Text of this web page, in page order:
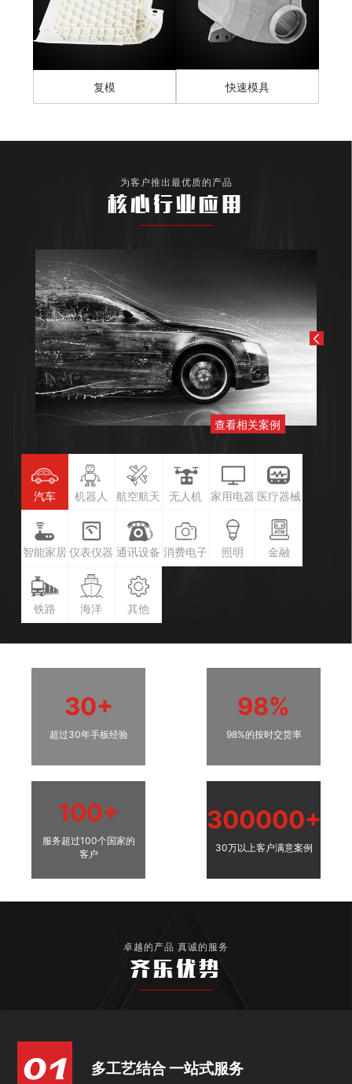
复模 快速模具
为客户推出最优质的产品
核心行业应用
查看相关案例
汽车 机器人 航空航天 无人机 家用电器 医疗器械
智能家居 仪表仪器 通讯设备 消费电子 照明 金融
铁路 海洋 其他
30+
超过30年手板经验
98%
98%的按时交货率
100+
服务超过100个国家的
客户
300000+
30万以上客户满意案例
卓越的产品 真诚的服务
齐乐优势
多工艺结合 一站式服务